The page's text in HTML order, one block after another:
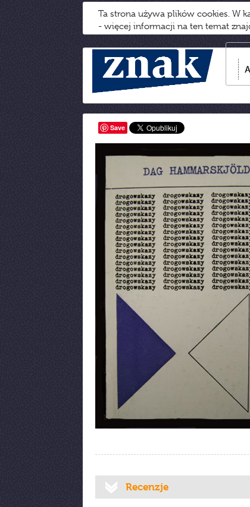
Ta strona używa plików cookies. W
- więcej informacji na ten temat
Save
Recenzje